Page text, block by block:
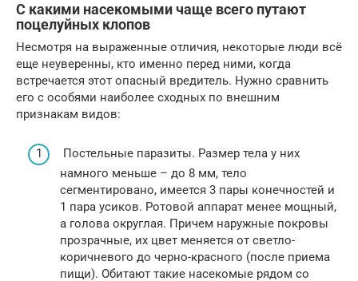
С какими насекомыми чаще всего путают
поцелуйных клопов
Несмотря на выраженные отличия, некоторые люди всё
еще неуверенны, кто именно перед ними, когда
встречается этот опасный вредитель. Нужно сравнить
его с особями наиболее сходных по внешним
признакам видов:
Постельные паразиты. Размер тела у них
намного меньше – до 8 мм, тело
сегментировано, имеется 3 пары конечностей и
1 пара усиков. Ротовой аппарат менее мощный,
а голова округлая. Причем наружные покровы
прозрачные, их цвет меняется от светло-
коричневого до черно-красного (после приема
пищи). Обитают такие насекомые рядом со